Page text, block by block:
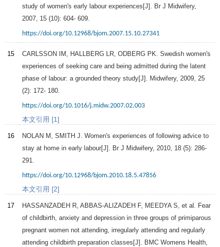
study of women's early labour experiences[J]. Br J Midwifery,
2007, 15 (10): 604- 609.
https://doi.org/10.12968/bjom.2007.15.10.27341
15
CARLSSON IM, HALLBERG LR, ODBERG PK. Swedish women's
experiences of seeking care and being admitted during the latent
phase of labour: a grounded theory study[J]. Midwifery, 2009, 25
(2): 172- 180.
https://doi.org/10.1016/j.midw.2007.02.003
本文引用 [1]
16
NOLAN M, SMITH J. Women's experiences of following advice to
stay at home in early labour[J]. Br J Midwifery, 2010, 18 (5): 286-
291.
https://doi.org/10.12968/bjom.2010.18.5.47856
本文引用 [2]
17
HASSANZADEH R, ABBAS-ALIZADEH F, MEEDYA S, et al. Fear
of childbirth, anxiety and depression in three groups of primiparous
pregnant women not attending, irregularly attending and regularly
attending childbirth preparation classes[J]. BMC Womens Health,